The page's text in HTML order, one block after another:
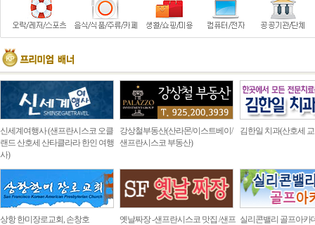
신세계여행사 (샌프란시스코 오클
랜드 산호세 산타클라라 한인 여행
사)
강상철부동산(산라몬/이스트베이/
샌프란시스코 부동산)
김한일 치과(산호세
상항 한미장로교회, 손창호
옛날짜장 -샌프란시스코 맛집 /샌프 실리콘밸리 골프아카